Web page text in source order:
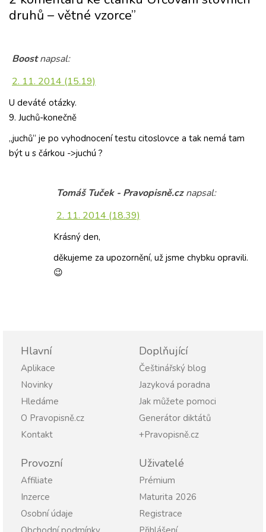
druhů – větné vzorce”
Boost napsal:
2. 11. 2014 (15.19)
U deváté otázky.
9. Juchů-konečně
„juchů“ je po vyhodnocení testu citoslovce a tak nemá tam
být u s čárkou ->juchú ?
Tomáš Tuček - Pravopisně.cz napsal:
2. 11. 2014 (18.39)
Krásný den,
děkujeme za upozornění, už jsme chybku opravili.
😉
Hlavní
Aplikace
Novinky
Hledáme
O Pravopisně.cz
Kontakt
Doplňující
Češtinářský blog
Jazyková poradna
Jak můžete pomoci
Generátor diktátů
+Pravopisně.cz
Provozní
Affiliate
Inzerce
Osobní údaje
Uživatelé
Prémium
Maturita 2026
Registrace